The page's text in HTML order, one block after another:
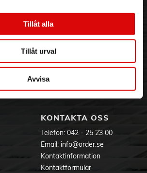
Tillåt alla
Tillåt urval
Avvisa
Vanliga frågor
Service & Support
Godsefterlysning & Felleverans
Integritetspolicy
Om cookies
KONTAKTA OSS
Telefon: 042 - 25 23 00
Email: info@order.se
Kontaktinformation
Kontaktformulär